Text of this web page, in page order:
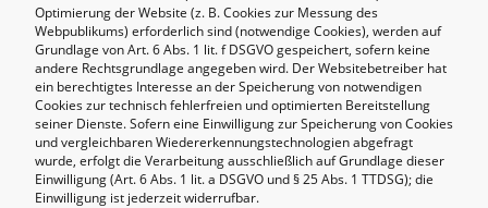
Optimierung der Website (z. B. Cookies zur Messung des
Webpublikums) erforderlich sind (notwendige Cookies), werden auf
Grundlage von Art. 6 Abs. 1 lit. f DSGVO gespeichert, sofern keine
andere Rechtsgrundlage angegeben wird. Der Websitebetreiber hat
ein berechtigtes Interesse an der Speicherung von notwendigen
Cookies zur technisch fehlerfreien und optimierten Bereitstellung
seiner Dienste. Sofern eine Einwilligung zur Speicherung von Cookies
und vergleichbaren Wiedererkennungstechnologien abgefragt
wurde, erfolgt die Verarbeitung ausschließlich auf Grundlage dieser
Einwilligung (Art. 6 Abs. 1 lit. a DSGVO und § 25 Abs. 1 TTDSG); die
Einwilligung ist jederzeit widerrufbar.